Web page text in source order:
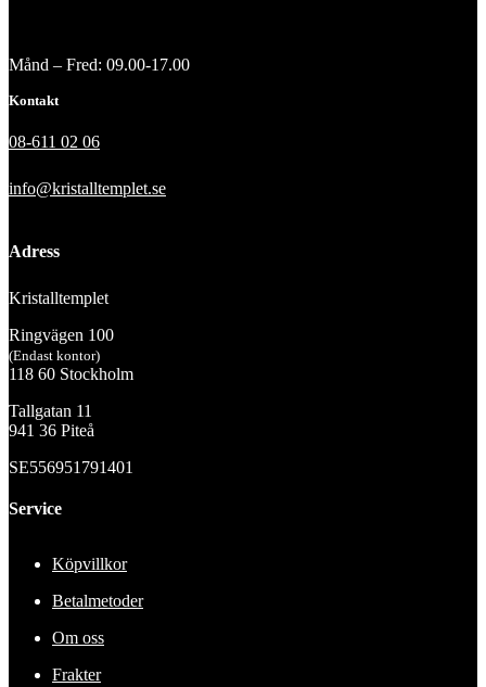
Månd – Fred: 09.00-17.00
Kontakt
08-611 02 06
info@kristalltemplet.se
Adress
Kristalltemplet
Ringvägen 100
(Endast kontor)
118 60 Stockholm
Tallgatan 11
941 36 Piteå
SE556951791401
Service
Köpvillkor
Betalmetoder
Om oss
Frakter